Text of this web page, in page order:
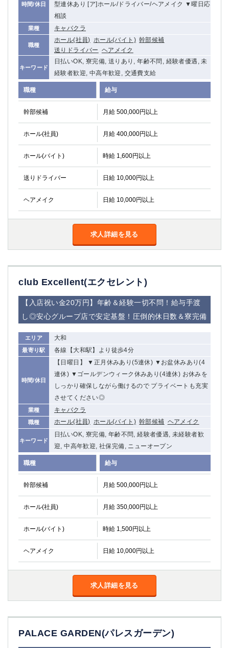
時間/休日
型連休あり [ア]ホール/ドライバー/ヘアメイク ▼曜日応
相談
業種 キャバクラ
職種
ホール(社員) ホール(バイト) 幹部候補
送りドライバー ヘアメイク
キーワード
日払いOK, 寮完備, 送りあり, 年齢不問, 経験者優遇, 未
経験者歓迎, 中高年歓迎, 交通費支給
職種 給与
幹部候補 月給 500,000円以上
ホール(社員) 月給 400,000円以上
ホール(バイト) 時給 1,600円以上
送りドライバー 日給 10,000円以上
ヘアメイク 日給 10,000円以上
求人詳細を見る
club Excellent(エクセレント)
【入店祝い金20万円】年齢＆経験一切不問！給与手渡
し◎安心グループ店で安定基盤！圧倒的休日数＆寮完備
エリア 大和
最寄り駅 各線【大和駅】より徒歩4分
時間/休日
【日曜日】 ▼正月休みあり(5連休) ▼お盆休みあり(4
連休) ▼ゴールデンウィーク休みあり(4連休) お休みを
しっかり確保しながら働けるので プライベートも充実
させてください◎
業種 キャバクラ
職種 ホール(社員) ホール(バイト) 幹部候補 ヘアメイク
キーワード
日払いOK, 寮完備, 年齢不問, 経験者優遇, 未経験者歓
迎, 中高年歓迎, 社保完備, ニューオープン
職種 給与
幹部候補 月給 500,000円以上
ホール(社員) 月給 350,000円以上
ホール(バイト) 時給 1,500円以上
ヘアメイク 日給 10,000円以上
求人詳細を見る
PALACE GARDEN(パレスガーデン)
柏（西口）
木更津
柏（東口）
茂原
八千代台
本八幡
東金
浦安
栃木県
宇都宮
小山
東武宇都宮（宇都宮西口）
茨城県
土浦 ひたち野うしく
群馬県
高崎 館林
選択した内容で設定